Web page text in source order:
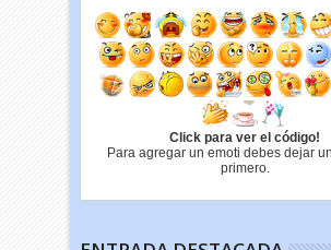
Click para ver el código!
Para agregar un emoti debes dejar
primero.